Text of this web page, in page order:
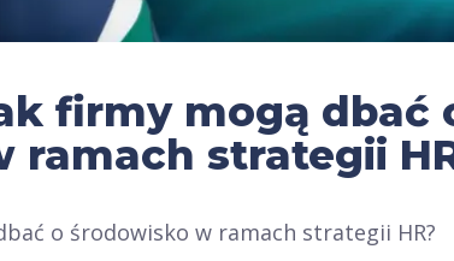
firmy mogą dbać
ramach strategii
o środowisko w ramach strategii HR?